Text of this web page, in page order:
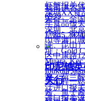
我司进贸
关行，全
深圳、北
山等港口
址：Gold
Muara,
Ibukota
关流程一
酱、鱼子
虾蟹报关
6939。
넶845
印尼锆
关行
深圳XX食
年食品报
广州、深
连、昆山
区中康路
过番茄酱
酱、荷兰
汁进口报
进口报关